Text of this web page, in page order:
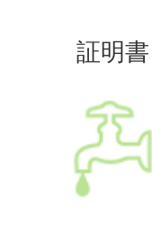
証明書